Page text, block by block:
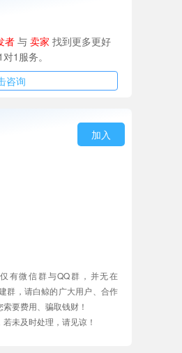
者 与 卖家 找到更多更好
1服务。
咨询
加入
有微信群与QQ群，并无在
群，请白鲸的广大用户、合作
要费用、骗取钱财！
未及时处理，请见谅！